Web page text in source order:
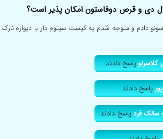
دی و قرص دوفاستون امکان پذیر است؟
کلاسرلوپاسخ دادند.
پاسخ دادند.
سالک فردپاسخ دادند.